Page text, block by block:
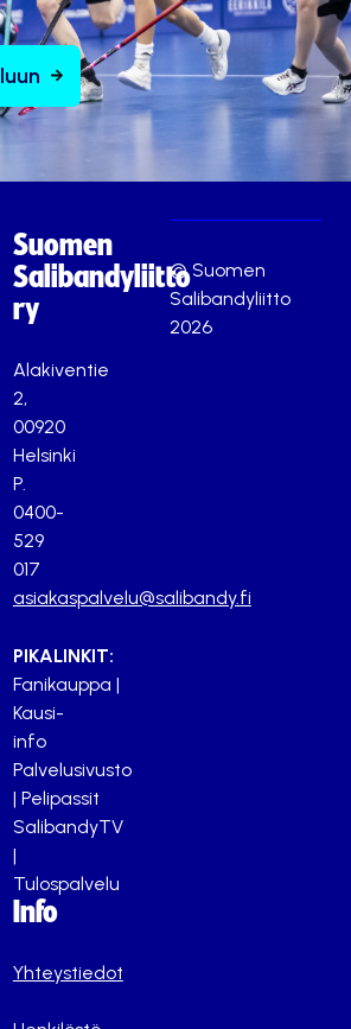
Suomen
Salibandyliitto
ry
Alakiventie
2,
00920
Helsinki
P.
0400-
529
017
asiakaspalvelu@salibandy.fi
PIKALINKIT:
Fanikauppa |
Kausi-
info
Palvelusivusto
| Pelipassit
SalibandyTV
|
Tulospalvelu
Info
Yhteystiedot
© Suomen
Salibandyliitto
2026